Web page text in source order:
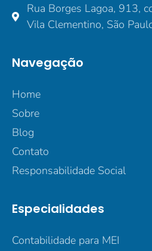
Rua Borges Lagoa, 913,
Vila Clementino, São
Navegação
Home
Sobre
Blog
Contato
Responsabilidade Social
Especialidades
Contabilidade para MEI